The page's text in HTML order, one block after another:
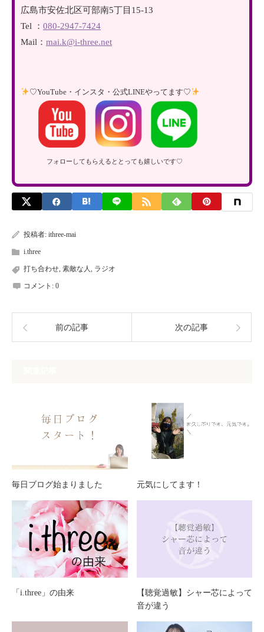
広島市安佐北区可部南5丁目15-13
Tel ： 080-2947-7424
Mail： mai.k@i-three.net
♡YouTube・インスタ・公式LINEやってます♡
フォローしてもらえるととっても嬉しいです♡
投稿者: ithree-mai
i.three
打ち合わせ, 素敵な人, ラジオ
コメント: 0
前の記事 次の記事
毎日ブログ始まりました 元気にしてます！
「i.three」の由来
【聴覚過敏】シャー芯によって
音が違う